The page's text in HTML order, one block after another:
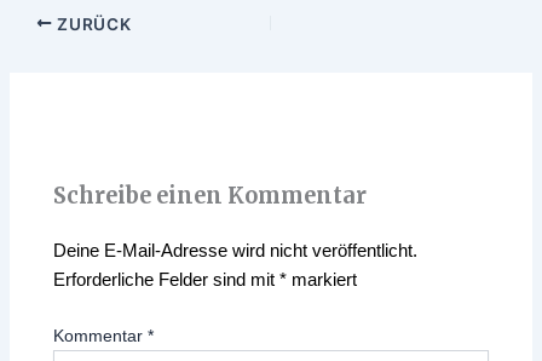
ZURÜCK
Schreibe einen Kommentar
Deine E-Mail-Adresse wird nicht veröffentlicht.
Erforderliche Felder sind mit* markiert
Kommentar*